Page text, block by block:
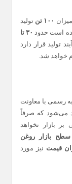
۱۰۰ تن
تولید
است حدود
۳۰ تا
تولید قرار دارد
خواهد شد.
رسمی با معاونت
می‌شود که صرفاً
بازار نخواهد
بازار روغن
قیمت نیز مورد